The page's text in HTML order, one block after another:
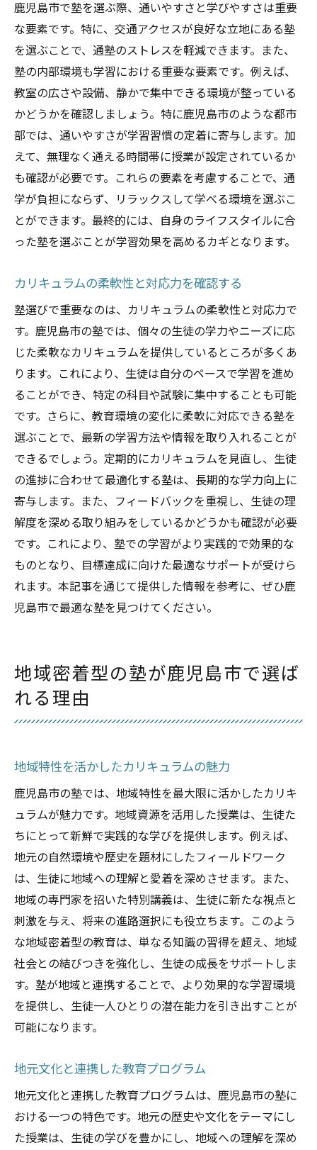
鹿児島市で塾を選ぶ際、通いやすさと学びやすさは重要
な要素です。特に、交通アクセスが良好な立地にある塾
を選ぶことで、通塾のストレスを軽減できます。また、
塾の内部環境も学習における重要な要素です。例えば、
教室の広さや設備、静かで集中できる環境が整っている
かどうかを確認しましょう。特に鹿児島市のような都市
部では、通いやすさが学習習慣の定着に寄与します。加
えて、無理なく通える時間帯に授業が設定されているか
も確認が必要です。これらの要素を考慮することで、通
学が負担にならず、リラックスして学べる環境を選ぶこ
とができます。最終的には、自身のライフスタイルに合
った塾を選ぶことが学習効果を高めるカギとなります。
カリキュラムの柔軟性と対応力を確認する
塾選びで重要なのは、カリキュラムの柔軟性と対応力で
す。鹿児島市の塾では、個々の生徒の学力やニーズに応
じた柔軟なカリキュラムを提供しているところが多くあ
ります。これにより、生徒は自分のペースで学習を進め
ることができ、特定の科目や試験に集中することも可能
です。さらに、教育環境の変化に柔軟に対応できる塾を
選ぶことで、最新の学習方法や情報を取り入れることが
できるでしょう。定期的にカリキュラムを見直し、生徒
の進捗に合わせて最適化する塾は、長期的な学力向上に
寄与します。また、フィードバックを重視し、生徒の理
解度を深める取り組みをしているかどうかも確認が必要
です。これにより、塾での学習がより実践的で効果的な
ものとなり、目標達成に向けた最適なサポートが受けら
れます。本記事を通じて提供した情報を参考に、ぜひ鹿
児島市で最適な塾を見つけてください。
地域密着型の塾が鹿児島市で選ば
れる理由
地域特性を活かしたカリキュラムの魅力
鹿児島市の塾では、地域特性を最大限に活かしたカリキ
ュラムが魅力です。地域資源を活用した授業は、生徒た
ちにとって新鮮で実践的な学びを提供します。例えば、
地元の自然環境や歴史を題材にしたフィールドワーク
は、生徒に地域への理解と愛着を深めさせます。また、
地域の専門家を招いた特別講義は、生徒に新たな視点と
刺激を与え、将来の進路選択にも役立ちます。このよう
な地域密着型の教育は、単なる知識の習得を超え、地域
社会との結びつきを強化し、生徒の成長をサポートしま
す。塾が地域と連携することで、より効果的な学習環境
を提供し、生徒一人ひとりの潜在能力を引き出すことが
可能になります。
地元文化と連携した教育プログラム
地元文化と連携した教育プログラムは、鹿児島市の塾に
おける一つの特色です。地元の歴史や文化をテーマにし
た授業は、生徒の学びを豊かにし、地域への理解を深め